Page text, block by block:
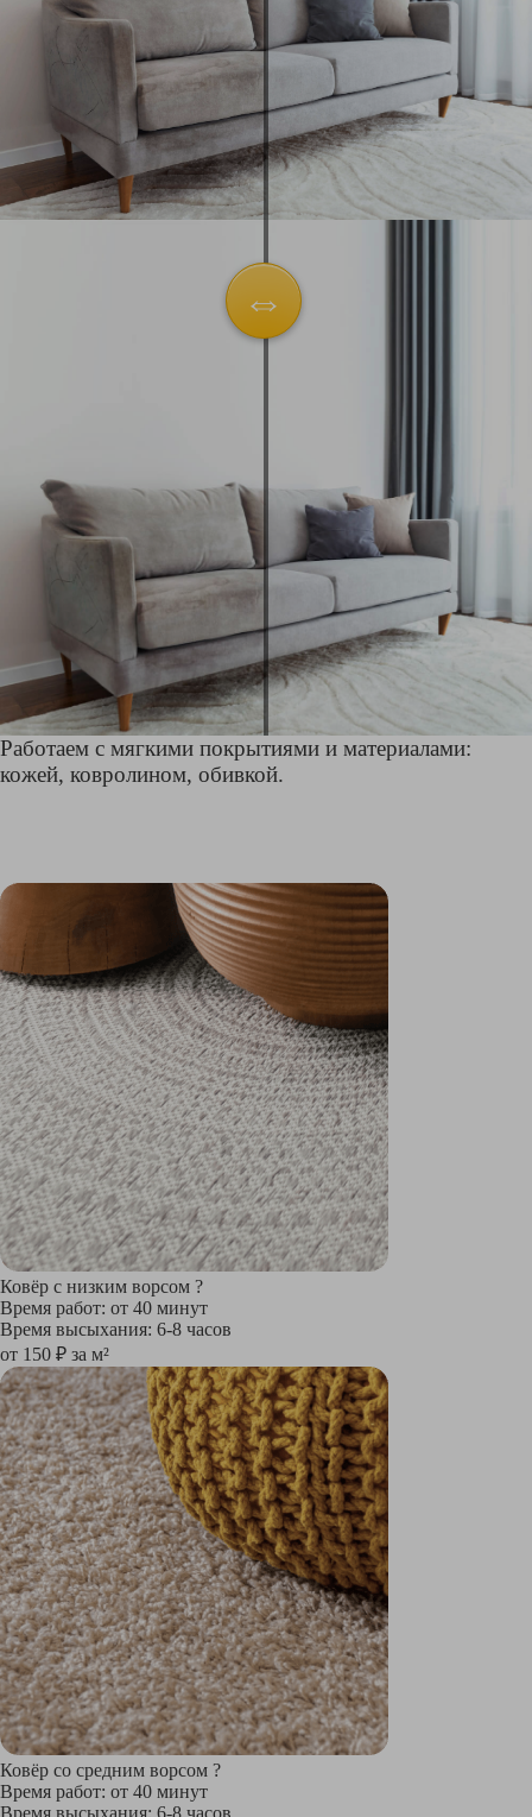
Работаем с мягкими покрытиями и материалами:
кожей, ковролином, обивкой.
Ковёр с низким ворсом ?
Время работ: от 40 минут
Время высыхания: 6-8 часов
от 150 ₽ за м²
Ковёр со средним ворсом ?
Время работ: от 40 минут
Время высыхания: 6-8 часов